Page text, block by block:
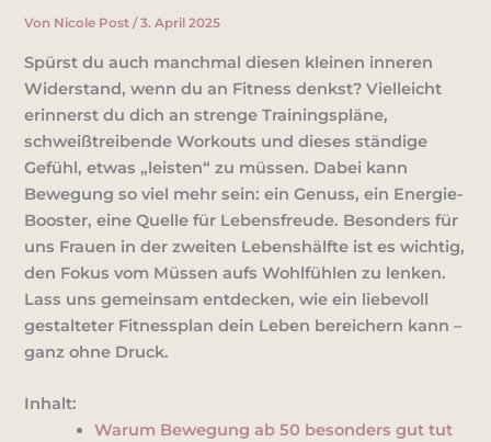
Von Nicole Post/3. April 2025
Spürst du auch manchmal diesen kleinen inneren
Widerstand, wenn du an Fitness denkst? Vielleicht
erinnerst du dich an strenge Trainingspläne,
schweißtreibende Workouts und dieses ständige
Gefühl, etwas „leisten“ zu müssen. Dabei kann
Bewegung so viel mehr sein: ein Genuss, ein Energie-
Booster, eine Quelle für Lebensfreude. Besonders für
uns Frauen in der zweiten Lebenshälfte ist es wichtig,
den Fokus vom Müssen aufsWohlfühlen zu lenken.
Lass uns gemeinsam entdecken, wie ein liebevoll
gestalteter Fitnessplan dein Leben bereichern kann –
ganz ohne Druck.
Inhalt:
Warum Bewegung ab 50 besonders gut tut